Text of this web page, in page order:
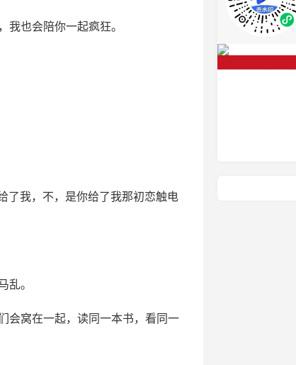
也会陪你一起疯狂。
了我，不，是你给了我那初恋触电
。
会窝在一起，读同一本书，看同一